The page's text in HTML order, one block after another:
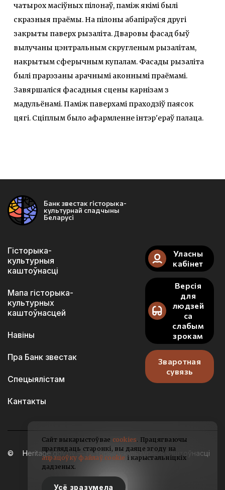
чатырох масіўных пілонаў, паміж якімі былі
скразныя праёмы. На пілоны абапіраўся другі
закрыты паверх рызаліта. Дваровы фасад быў
вылучаны цэнтральным скругленым рызалітам,
накрытым сферычным купалам. Фасады рызаліта
былі прарэзаны арачнымі аконнымі праёмамі.
Завяршаліся фасадныя сцены карнізам з
мадульёнамі. Паміж паверхамі праходзіў паясок
цягі. Сціплым было афармленне інтэр'ераў палаца.
Банк звестак гісторыка-
культурнай спадчыны
Беларусі
Гісторыка-
культурныя
каштоўнасці
Мапа гісторыка-
культурных
каштоўнасцей
Навіны
Пра Банк звестак
Спецыялістам
Кантакты
Уласны
кабінет
Версія
для
людзей
са
слабым
зрокам
Зваротная
сувязь
Heritage.gov.by — гісторыка-культурныя каштоўнасці
Беларусі
Сайт выкарыстоўвае cookies. Працягваючы
праглядаць старонкі, вы даяце згоду на
апрацоўку файлаў cookie і карыстальніцкіх
дадзеных.
Усё зразумела